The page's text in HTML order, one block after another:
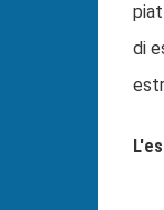
di